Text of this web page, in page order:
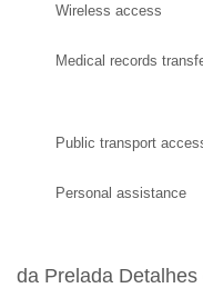
Wireless access
Medical records
Public transport
Personal assistance
da Prelada